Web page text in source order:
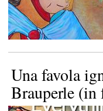
Una favola
Brauperle (in